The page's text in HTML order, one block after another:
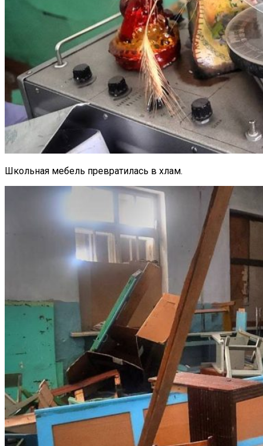
Школьная мебель превратилась в хлам.